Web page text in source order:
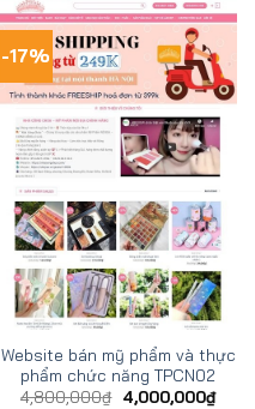
-17%
Website bán mỹ phẩm và thực
phẩm chức năng TPCN02
4,800,000₫ 4,000,000₫